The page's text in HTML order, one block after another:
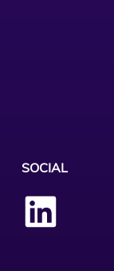
SOCIAL